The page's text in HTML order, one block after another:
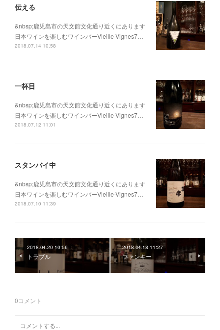
伝える
&nbsp;鹿児島市の天文館文化通り近くにあります
日本ワインを楽しむワインバーVieille-Vignes7…
2018.07.14 10:58
一杯目
&nbsp;鹿児島市の天文館文化通り近くにあります
日本ワインを楽しむワインバーVieille-Vignes7…
2018.07.12 11:01
スタンバイ中
&nbsp;鹿児島市の天文館文化通り近くにあります
日本ワインを楽しむワインバーVieille-Vignes7…
2018.07.10 11:39
2018.04.20 10:56
トラブル
2018.04.18 11:27
ファンキー
0コメント